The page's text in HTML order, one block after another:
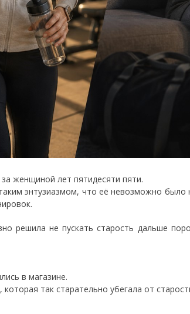
женщиной лет пятидесяти пяти.
энтузиазмом, что её невозможно
решила не пускать старость дальше
в магазине.
так старательно убегала от